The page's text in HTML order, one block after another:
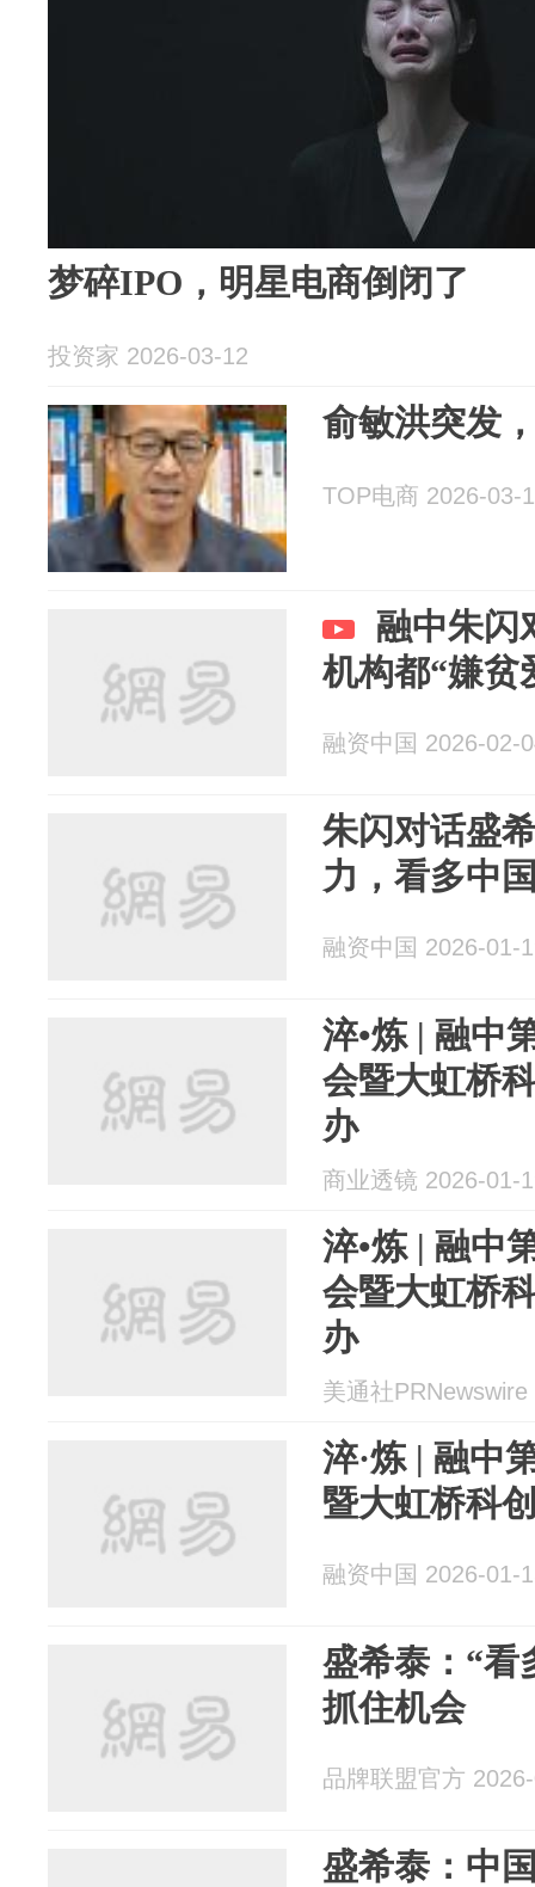
梦碎IPO，明星电商倒闭了
投资家 2026-03-12
俞敏洪突发
TOP电商 2026-03-
融中朱闪
机构都“嫌贫
融资中国 2026-02-
朱闪对话盛
力，看多中
融资中国 2026-01-
淬•炼 | 融中
会暨大虹桥
办
商业透镜 2026-01-
淬•炼 | 融中
会暨大虹桥
办
美通社
淬·炼 | 融中
暨大虹桥科
融资中国 2026-01-
盛希泰：“看
抓住机会
品牌联盟官方
盛希泰：中